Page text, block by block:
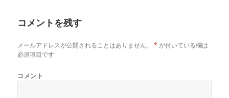
コメントを残す
メールアドレスが公開されることはありません。 * が付いている欄は
必須項目です
コメント